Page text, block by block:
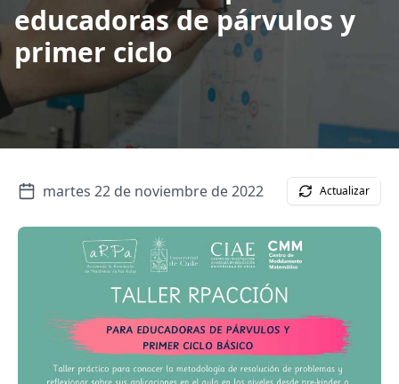
educadoras de párvulos y
primer ciclo
martes 22 de noviembre de 2022 Actualizar